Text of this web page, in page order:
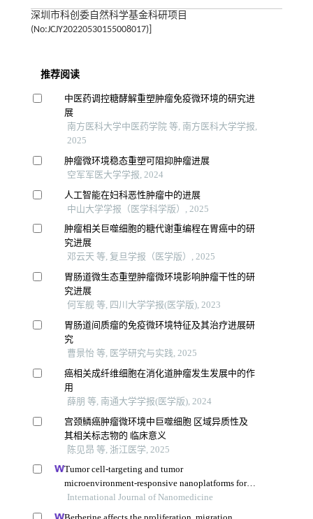
深圳市科创委自然科学基金科研项目
(No:JCJY20220530155008017)]